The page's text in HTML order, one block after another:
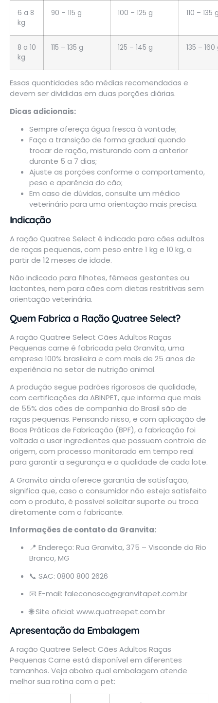
6 a 8
kg
90 – 115 g 100 – 125 g 110 – 135
8 a 10
kg
115 – 135 g 125 – 145 g 135 – 160
Essas quantidades são médias recomendadas e
devem ser divididas em duas porções diárias.
Dicas adicionais:
Sempre ofereça água fresca à vontade;
Faça a transição de forma gradual quando
trocar de ração, misturando com a anterior
durante 5 a 7 dias;
Ajuste as porções conforme o comportamento,
peso e aparência do cão;
Em caso de dúvidas, consulte um médico
veterinário para uma orientação mais precisa.
Indicação
A ração Quatree Select é indicada para cães adultos
de raças pequenas, com peso entre 1 kg e 10 kg, a
partir de 12 meses de idade.
Não indicado para filhotes, fêmeas gestantes ou
lactantes, nem para cães com dietas restritivas sem
orientação veterinária.
Quem Fabrica a Ração Quatree Select?
A ração Quatree Select Cães Adultos Raças
Pequenas carne é fabricada pela Granvita, uma
empresa 100% brasileira e com mais de 25 anos de
experiência no setor de nutrição animal.
A produção segue padrões rigorosos de qualidade,
com certificações da ABINPET, que informa que mais
de 55% dos cães de companhia do Brasil são de
raças pequenas. Pensando nisso, e com aplicação de
Boas Práticas de Fabricação (BPF), a fabricação foi
voltada a usar ingredientes que possuem controle de
origem, com processo monitorado em tempo real
para garantir a segurança e a qualidade de cada lote.
A Granvita ainda oferece garantia de satisfação,
significa que, caso o consumidor não esteja satisfeito
com o produto, é possível solicitar suporte ou troca
diretamente com o fabricante.
Informações de contato da Granvita:
📍 Endereço: Rua Granvita, 375 – Visconde do Rio
Branco, MG
📞 SAC: 0800 800 2626
📧 E-mail: faleconosco@granvitapet.com.br
🌐 Site oficial: www.quatreepet.com.br
Apresentação da Embalagem
A ração Quatree Select Cães Adultos Raças
Pequenas Carne está disponível em diferentes
tamanhos. Veja abaixo qual embalagem atende
melhor sua rotina com o pet: